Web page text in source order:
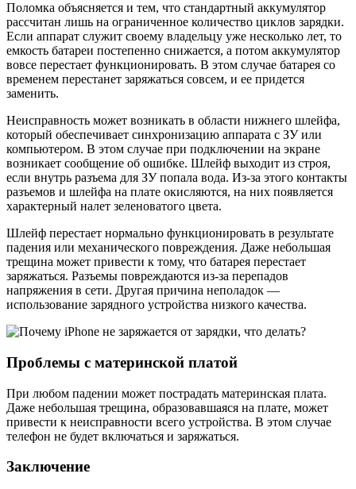
Поломка объясняется и тем, что стандартный аккумулятор
рассчитан лишь на ограниченное количество циклов зарядки.
Если аппарат служит своему владельцу уже несколько лет, то
емкость батареи постепенно снижается, а потом аккумулятор
вовсе перестает функционировать. В этом случае батарея со
временем перестанет заряжаться совсем, и ее придется
заменить.
Неисправность может возникать в области нижнего шлейфа,
который обеспечивает синхронизацию аппарата с ЗУ или
компьютером. В этом случае при подключении на экране
возникает сообщение об ошибке. Шлейф выходит из строя,
если внутрь разъема для ЗУ попала вода. Из-за этого контакты
разъемов и шлейфа на плате окисляются, на них появляется
характерный налет зеленоватого цвета.
Шлейф перестает нормально функционировать в результате
падения или механического повреждения. Даже небольшая
трещина может привести к тому, что батарея перестает
заряжаться. Разъемы повреждаются из-за перепадов
напряжения в сети. Другая причина неполадок —
использование зарядного устройства низкого качества.
Проблемы с материнской платой
При любом падении может пострадать материнская плата.
Даже небольшая трещина, образовавшаяся на плате, может
привести к неисправности всего устройства. В этом случае
телефон не будет включаться и заряжаться.
Заключение